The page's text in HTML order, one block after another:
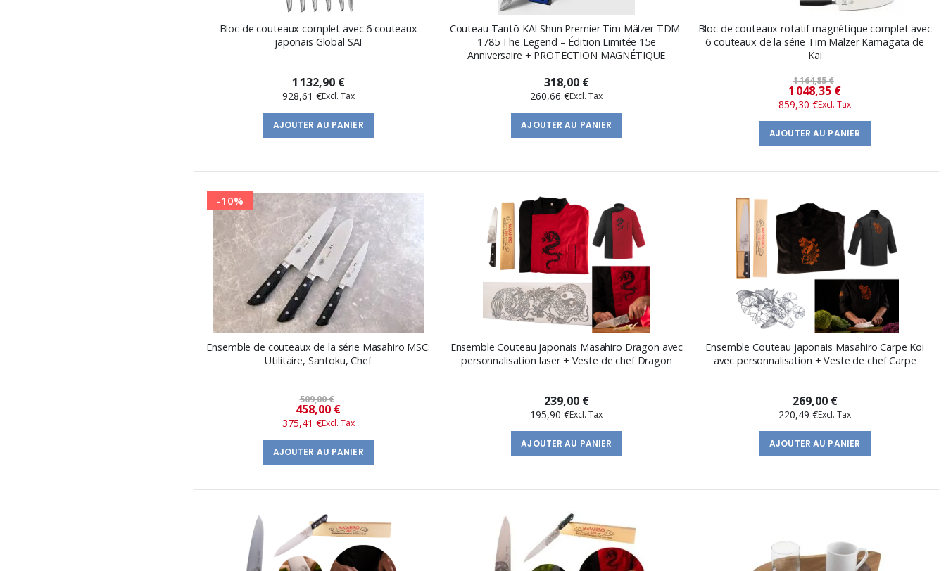
Bloc de couteaux complet avec 6 couteaux
japonais Global SAI
1 132,90 €
928,61 €
AJOUTER AU PANIER
Couteau Tantō KAI Shun Premier Tim Mälzer TDM-
1785 The Legend – Édition Limitée 15e
Anniversaire + PROTECTION MAGNÉTIQUE
318,00 €
260,66 €
AJOUTER AU PANIER
Bloc de couteaux rotatif magnétique complet avec
6 couteaux de la série Tim Mälzer Kamagata de
Kai
1 164,85 €
Prix
​​
spécial
1 048,35 €
859,30 €
AJOUTER AU PANIER
-10%
Ensemble de couteaux de la série Masahiro MSC:
Utilitaire, Santoku, Chef
509,00 €
Prix
spécial
458,00 €
375,41 €
AJOUTER AU PANIER
Ensemble Couteau japonais Masahiro Dragon avec
personnalisation laser + Veste de chef Dragon
239,00 €
195,90 €
AJOUTER AU PANIER
Ensemble Couteau japonais Masahiro Carpe Koi
avec personnalisation + Veste de chef Carpe
269,00 €
220,49 €
AJOUTER AU PANIER